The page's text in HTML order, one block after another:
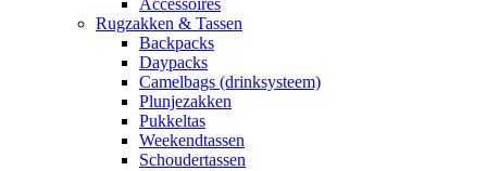
Rugzakken & Tassen
Backpacks
Daypacks
Camelbags (drinksysteem)
Plunjezakken
Pukkeltas
Weekendtassen
Schoudertassen